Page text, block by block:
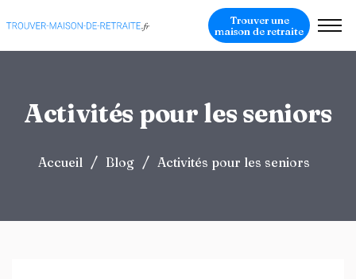
Trouver une
maison de retraite
Activités pour les seniors
Accueil / Blog / Activités pour les seniors